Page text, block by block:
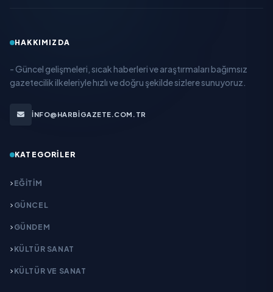
HAKKIMIZDA
- Güncel gelişmeleri, sıcak haberleri ve araştırmaları bağımsız
gazetecilik ilkeleriyle hızlı ve doğru şekilde sizlere sunuyoruz.
INFO@HARBIGAZETE.COM.TR
KATEGORILER
EĞITIM
GÜNCEL
GÜNDEM
KÜLTÜR SANAT
KÜLTÜR VE SANAT